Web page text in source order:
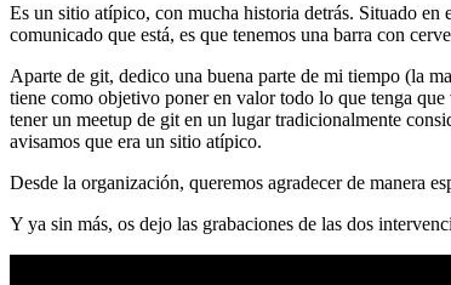
Es un sitio atípico, con mucha historia detrás. Situado
comunicado que está, es que tenemos una barra con
Aparte de git, dedico una buena parte de mi tiempo (la
tiene como objetivo poner en valor todo lo que tenga
tener un meetup de git en un lugar tradicionalmente
avisamos que era un sitio atípico.
Desde la organización, queremos agradecer de manera
Y ya sin más, os dejo las grabaciones de las dos